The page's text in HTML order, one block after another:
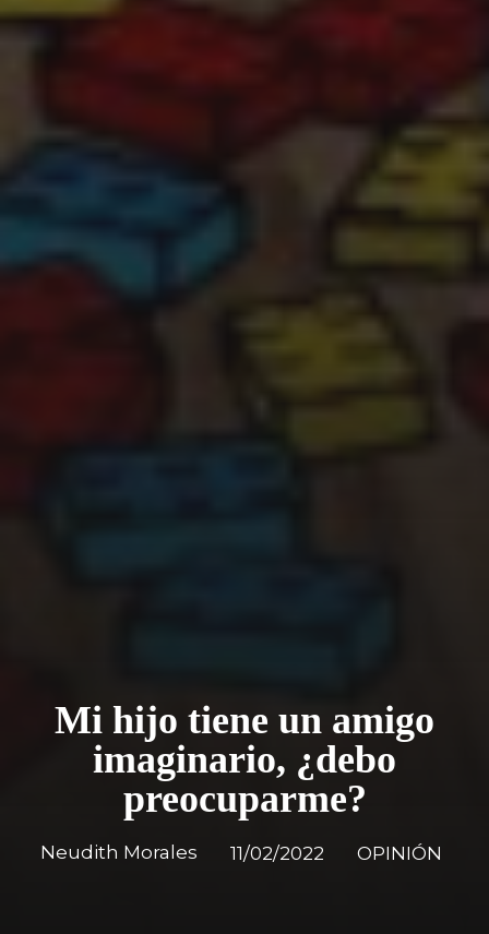
Mi hijo tiene un amigo
imaginario, ¿debo
preocuparme?
Neudith Morales 11/02/2022 OPINIÓN